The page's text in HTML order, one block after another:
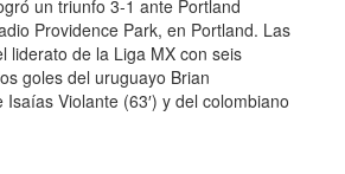
un triunfo 3-1 ante Portland
Providence Park, en Portland. Las
liderato de la Liga MX con seis
goles del uruguayo Brian
Isaías Violante (63′) y del colombiano